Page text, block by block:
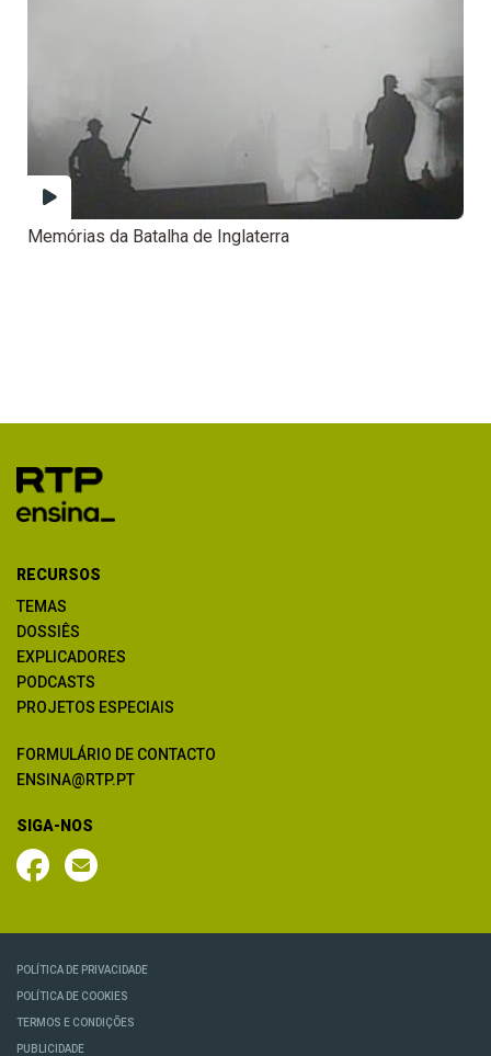
Memórias da Batalha de Inglaterra
RECURSOS
TEMAS
DOSSIÊS
EXPLICADORES
PODCASTS
PROJETOS ESPECIAIS
FORMULÁRIO DE CONTACTO
ENSINA@RTP.PT
SIGA-NOS
POLÍTICA DE PRIVACIDADE
POLÍTICA DE COOKIES
TERMOS E CONDIÇÕES
PUBLICIDADE